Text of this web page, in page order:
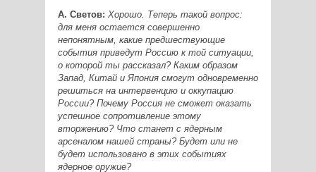
А. Светов: Хорошо. Теперь такой вопрос:
для меня остается совершенно
непонятным, какие предшествующие
события приведут Россию к той ситуации,
о которой ты рассказал? Каким образом
Запад, Китай и Япония смогут одновременно
решиться на интервенцию и оккупацию
России? Почему Россия не сможет оказать
успешное сопротивление этому
вторжению? Что станет с ядерным
арсеналом нашей страны? Будет или не
будет использовано в этих событиях
ядерное оружие?